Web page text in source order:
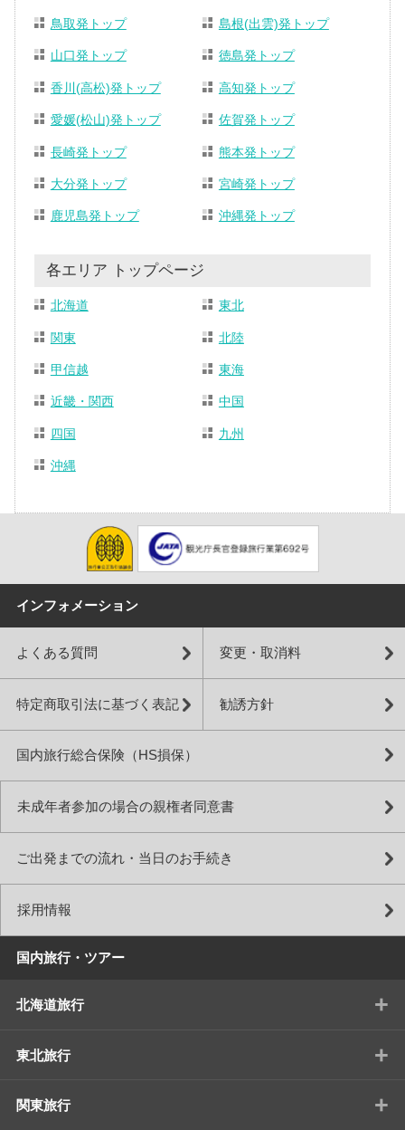
鳥取発トップ 島根(出雲)発トップ
山口発トップ 徳島発トップ
香川(高松)発トップ 高知発トップ
愛媛(松山)発トップ 佐賀発トップ
長崎発トップ 熊本発トップ
大分発トップ 宮崎発トップ
鹿児島発トップ 沖縄発トップ
各エリア トップページ
北海道 東北
関東 北陸
甲信越 東海
近畿・関西 中国
四国 九州
沖縄
インフォメーション
よくある質問 変更・取消料
特定商取引法に基づく表記 勧誘方針
国内旅行総合保険（HS損保）
未成年者参加の場合の親権者同意書
ご出発までの流れ・当日のお手続き
採用情報
国内旅行・ツアー
北海道旅行 +
東北旅行 +
関東旅行 +